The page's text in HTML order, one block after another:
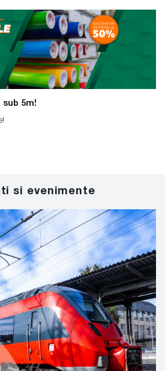
sub 5m!
si evenimente